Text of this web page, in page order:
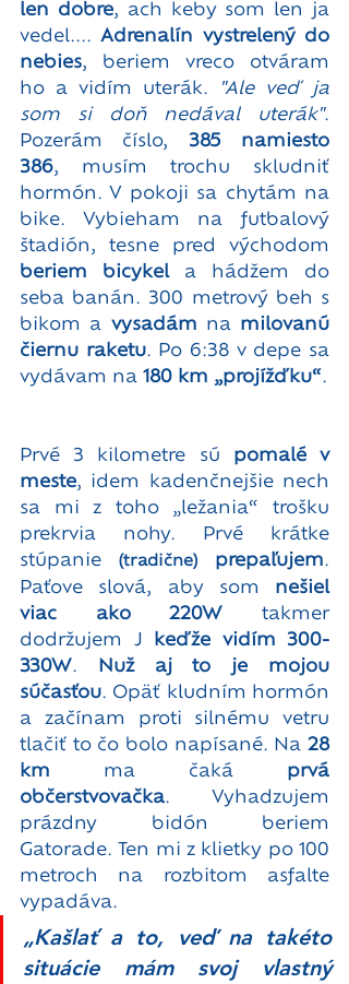
len dobre, ach keby som len ja
vedel.... Adrenalín vystrelený do
nebies, beriem vreco otváram
ho a vidím uterák.
"Ale veď ja
som si doň nedával uterák".
Pozerám číslo, 385 namiesto
386, musím trochu skludniť
hormón. V pokoji sa chytám na
bike. Vybieham na futbalový
štadión, tesne pred východom
beriem bicykel a hádžem do
seba banán. 300 metrový beh s
bikom a vysadám na milovanú
čiernu raketu. Po 6:38 v depe sa
vydávam na 180 km „projížďku“.
Prvé 3 kilometre sú pomalé v
meste, idem kadenčnejšie nech
sa mi z toho „ležania“ trošku
prekrvia nohy. Prvé krátke
stúpanie
(tradične) prepaľujem.
Paťove slová, aby som nešiel
viac ako 220W takmer
dodržujem J
keďže vidím 300-
330W.
Nuž aj to je mojou
súčasťou. Opäť kludním hormón
a začínam proti silnému vetru
tlačiť to čo bolo napísané. Na 28
km ma čaká prvá
občerstvovačka. Vyhadzujem
prázdny bidón beriem
Gatorade. Ten mi z klietky po 100
metroch na rozbitom asfalte
vypadáva.
„Kašlať a to, veď na takéto
situácie mám svoj vlastný